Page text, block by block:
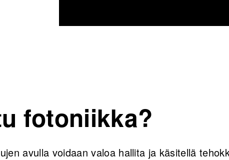
fotoniikka?
avulla voidaan valoa hallita ja käsitellä